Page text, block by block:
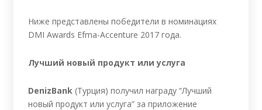
Ниже представлены победители в номинациях
DMI Awards Efma-Accenture 2017 года.
Лучший новый продукт или услуга
DenizBank (Турция) получил награду “Лучший
новый продукт или услуга” за приложение